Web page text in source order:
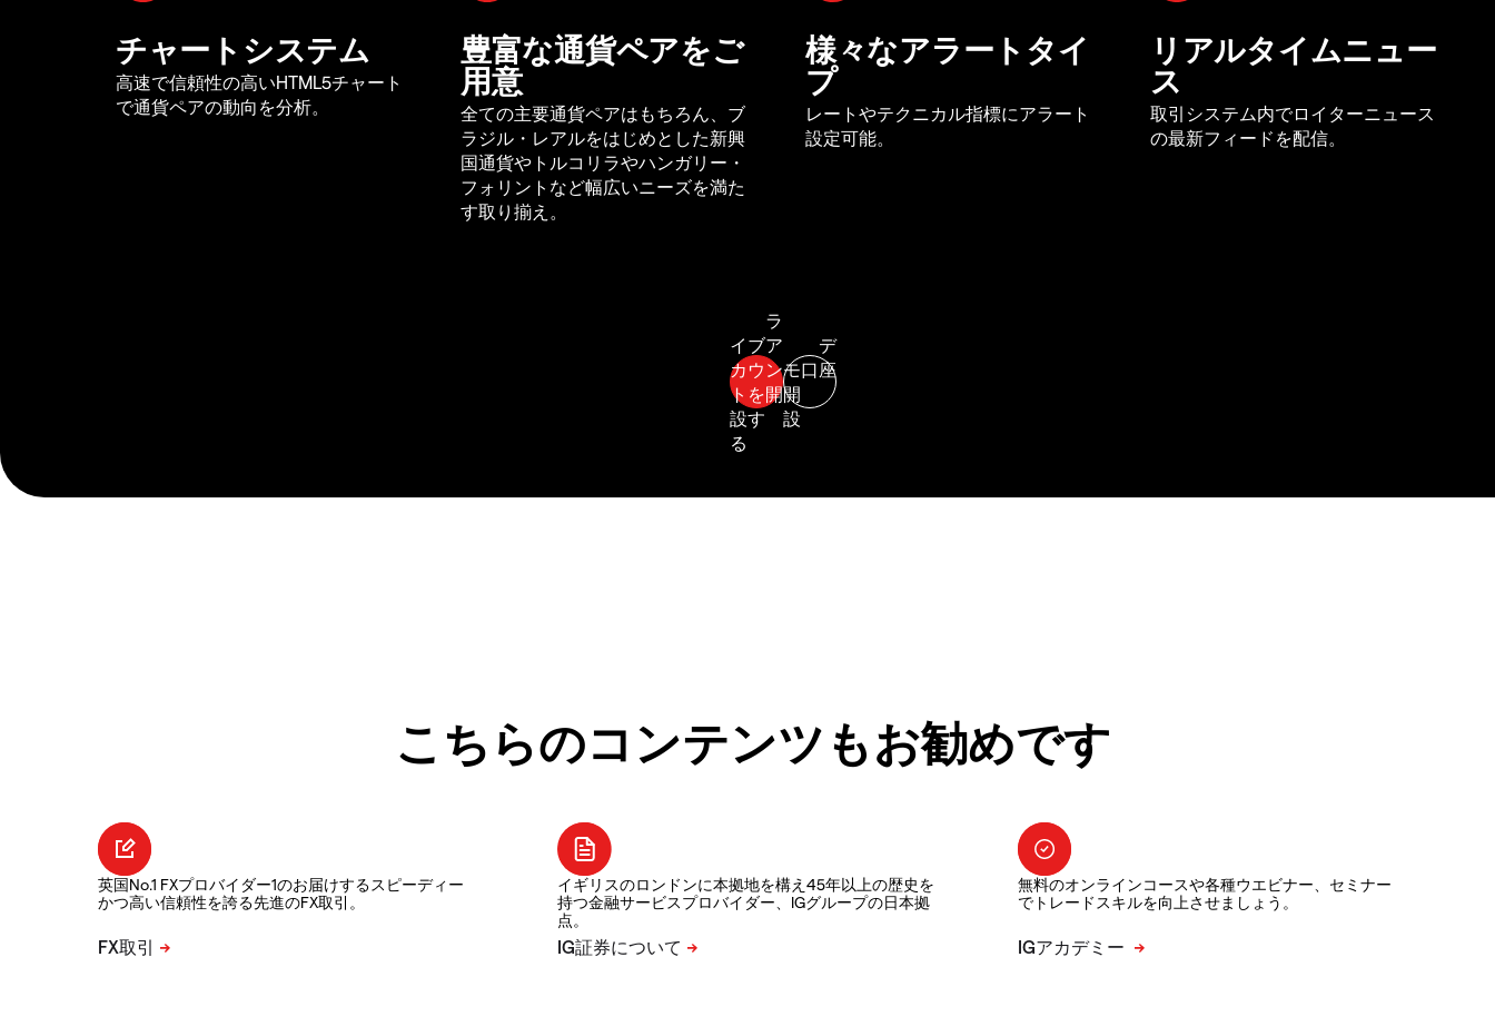
チャートシステム
高速で信頼性の高いHTML5チャート
で通貨ペアの動向を分析。
豊富な通貨ペアをご
用意
全ての主要通貨ペアはもちろん、ブ
ラジル・レアルをはじめとした新興
国通貨やトルコリラやハンガリー・
フォリントなど幅広いニーズを満た
す取り揃え。
様々なアラートタイ
プ
レートやテクニカル指標にアラート
設定可能。
リアルタイムニュー
ス
取引システム内でロイターニュース
の最新フィードを配信。
こちらのコンテンツもお勧めです
英国No.1 FXプロバイダー1のお届けするスピーディー
かつ高い信頼性を誇る先進のFX取引。
イギリスのロンドンに本拠地を構え45年以上の歴史を
持つ金融サービスプロバイダー、IGグループの日本拠
点。
無料のオンラインコースや各種ウエビナー、セミナー
でトレードスキルを向上させましょう。